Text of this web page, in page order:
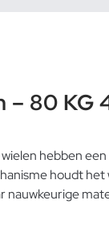
– 80 KG
hebben
houdt het